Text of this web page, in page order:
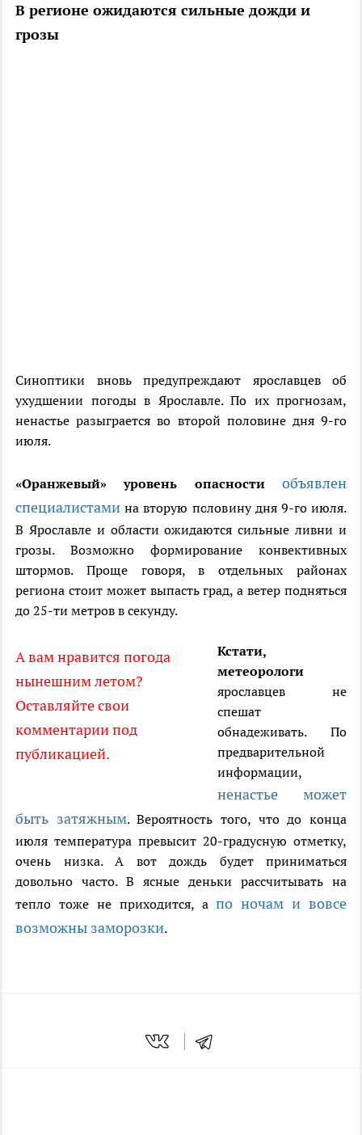
В регионе ожидаются сильные дожди и
грозы
Синоптики вновь предупреждают ярославцев об
ухудшении погоды в Ярославле. По их прогнозам,
ненастье разыграется во второй половине дня 9-го
июля.
«Оранжевый» уровень опасности
объявлен
специалистами на вторую половину дня 9-го июля.
В Ярославле и области ожидаются сильные ливни и
грозы. Возможно формирование конвективных
штормов. Проще говоря, в отдельных районах
региона стоит может выпасть град, а ветер подняться
до 25-ти метров в секунду.
А вам нравится погода
нынешним летом?
Оставляйте свои
комментарии под
публикацией.
Кстати,
метеорологи
ярославцев не
спешат
обнадеживать. По
предварительной
информации,
ненастье может
быть затяжным. Вероятность того, что до конца
июля температура превысит 20-градусную отметку,
очень низка. А вот дождь будет приниматься
довольно часто. В ясные деньки рассчитывать на
тепло тоже не приходится, апо ночам и вовсе
возможны заморозки.